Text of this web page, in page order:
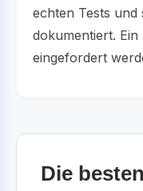
echten Tests und
dokumentiert.
eingefordert
Die